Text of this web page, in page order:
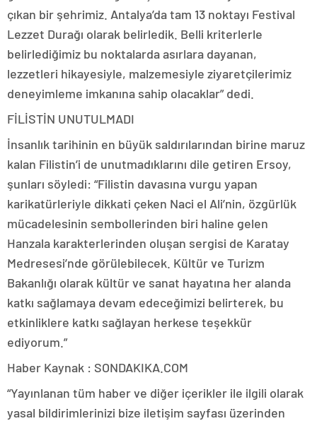
çıkan bir şehrimiz. Antalya’da tam 13 noktayı Festival
Lezzet Durağı olarak belirledik. Belli kriterlerle
belirlediğimiz bu noktalarda asırlara dayanan,
lezzetleri hikayesiyle, malzemesiyle ziyaretçilerimiz
deneyimleme imkanına sahip olacaklar” dedi.
FİLİSTİN UNUTULMADI
İnsanlık tarihinin en büyük saldırılarından birine maruz
kalan Filistin’i de unutmadıklarını dile getiren Ersoy,
şunları söyledi: “Filistin davasına vurgu yapan
karikatürleriyle dikkati çeken Naci el Ali’nin, özgürlük
mücadelesinin sembollerinden biri haline gelen
Hanzala karakterlerinden oluşan sergisi de Karatay
Medresesi’nde görülebilecek. Kültür ve Turizm
Bakanlığı olarak kültür ve sanat hayatına her alanda
katkı sağlamaya devam edeceğimizi belirterek, bu
etkinliklere katkı sağlayan herkese teşekkür
ediyorum.”
Haber Kaynak : SONDAKIKA.COM
“Yayınlanan tüm haber ve diğer içerikler ile ilgili olarak
yasal bildirimlerinizi bize iletişim sayfası üzerinden